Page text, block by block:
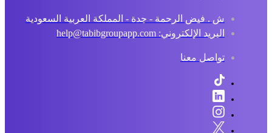
ش . فيض الرحمة - جدة - المملكة العربية السعودية
البريد الإلكتروني: help@tabibgroupapp.com
تواصل معنا